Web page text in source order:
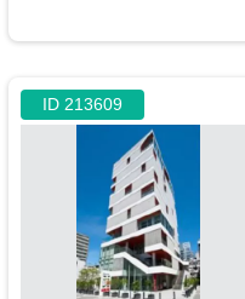
ID 213609